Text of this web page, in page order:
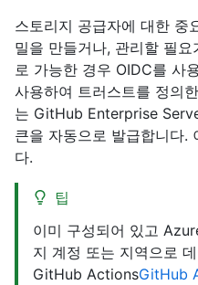
스토리지 공급자에 대한 중
밀을 만들거나, 관리할 필
로 가능한 경우 OIDC를 사
사용하여 트러스트를 정의
는 GitHub Enterprise
큰을 자동으로 발급합니다.
다.
팁
이미 구성되어 있고
지 계정 또는 지역으로
GitHub ActionsGitHub